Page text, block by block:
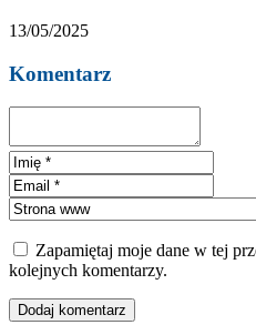
13/05/2025
Komentarz
Zapamiętaj moje dane w tej
kolejnych komentarzy.